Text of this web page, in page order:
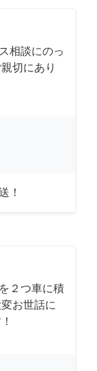
相談にのっ
切にあり
！
２つ車に積
お世話に